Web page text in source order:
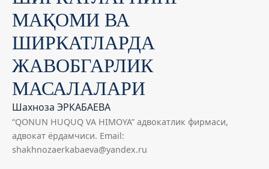
МАҚОМИ ВА
ШИРКАТЛАРДА
ЖАВОБГАРЛИК
МАСАЛАЛАРИ
Шахноза ЭРКАБАЕВА
“QONUN HUQUQ VA HIMOYA” адвокатлик фирмаси,
адвокат ёрдамчиси. Email:
shakhnozaerkabaeva@yandex.ru